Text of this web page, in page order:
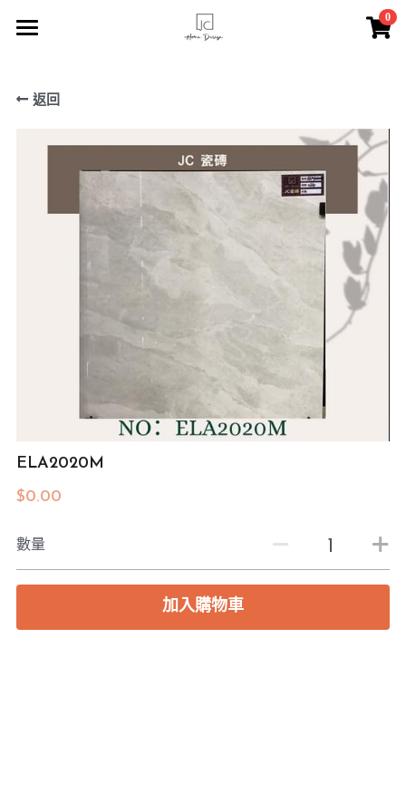
0
索取報價
JC瓷磚
FACEBOOK專頁
登錄
預約度尺
返回
ELA2020M
$0.00
數量
加入購物車
×
商品分類
所有商品分類